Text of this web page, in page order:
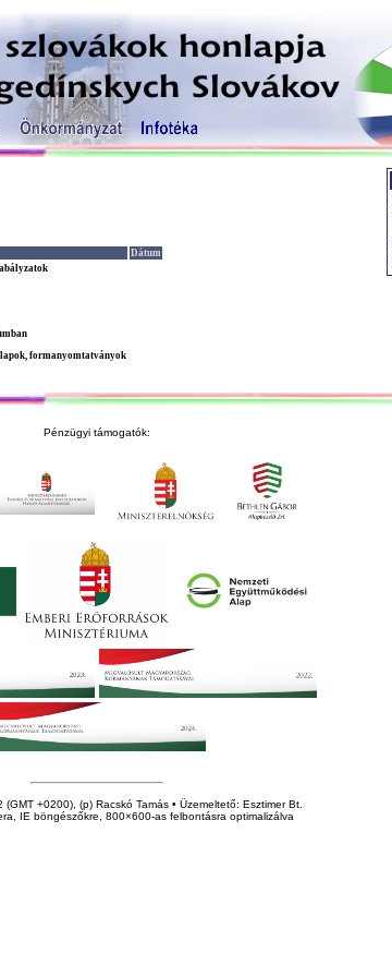
Dátum
formanyomtatványok
Pénzügyi támogatók:
+0200), (p) Racskó Tamás • Üzemeltető: Esztimer Bt.
IE böngészőkre, 800×600-as felbontásra optimalizálva